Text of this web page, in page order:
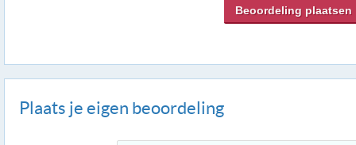
Beoordeling plaatsen
Plaats je eigen beoordeling